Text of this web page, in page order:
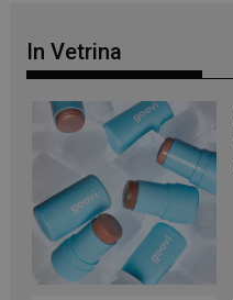
In VetrinaPHPSESSID